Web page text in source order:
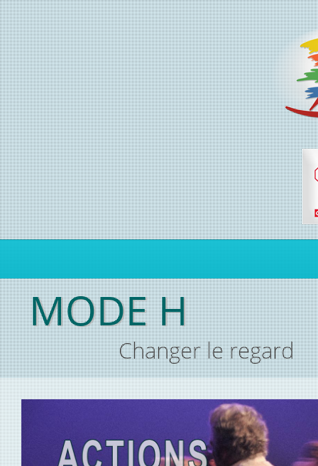
MODE H
Changer le regard